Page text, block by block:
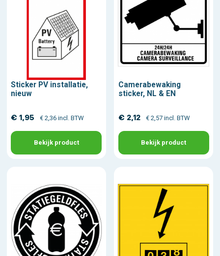
Sticker PV installatie,
nieuw
€ 1,95 € 2,36 incl. BTW
Bekijk product
Camerabewaking
sticker, NL & EN
€ 2,12 € 2,57 incl. BTW
Bekijk product